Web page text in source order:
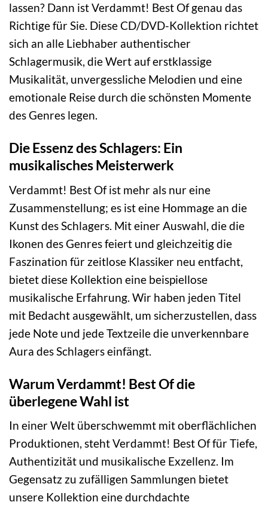
lassen? Dann ist Verdammt! Best Of genau das
Richtige für Sie. Diese CD/DVD-Kollektion richtet
sich an alle Liebhaber authentischer
Schlagermusik, die Wert auf erstklassige
Musikalität, unvergessliche Melodien und eine
emotionale Reise durch die schönsten Momente
des Genres legen.
Die Essenz des Schlagers: Ein
musikalisches Meisterwerk
Verdammt! Best Of ist mehr als nur eine
Zusammenstellung; es ist eine Hommage an die
Kunst des Schlagers. Mit einer Auswahl, die die
Ikonen des Genres feiert und gleichzeitig die
Faszination für zeitlose Klassiker neu entfacht,
bietet diese Kollektion eine beispiellose
musikalische Erfahrung. Wir haben jeden Titel
mit Bedacht ausgewählt, um sicherzustellen, dass
jede Note und jede Textzeile die unverkennbare
Aura des Schlagers einfängt.
Warum Verdammt! Best Of die
überlegene Wahl ist
In einer Welt überschwemmt mit oberflächlichen
Produktionen, steht Verdammt! Best Of für Tiefe,
Authentizität und musikalische Exzellenz. Im
Gegensatz zu zufälligen Sammlungen bietet
unsere Kollektion eine durchdachte